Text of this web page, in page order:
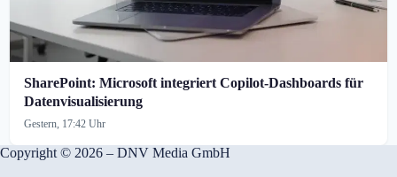
SharePoint: Microsoft integriert Copilot-Dashboards für
Datenvisualisierung
Gestern, 17:42 Uhr
Copyright © 2026 – DNV Media GmbH